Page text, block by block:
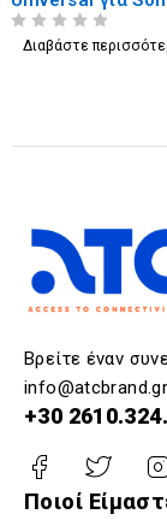
Διαβάστε
Βρείτε έναν
+30
Ποιοί